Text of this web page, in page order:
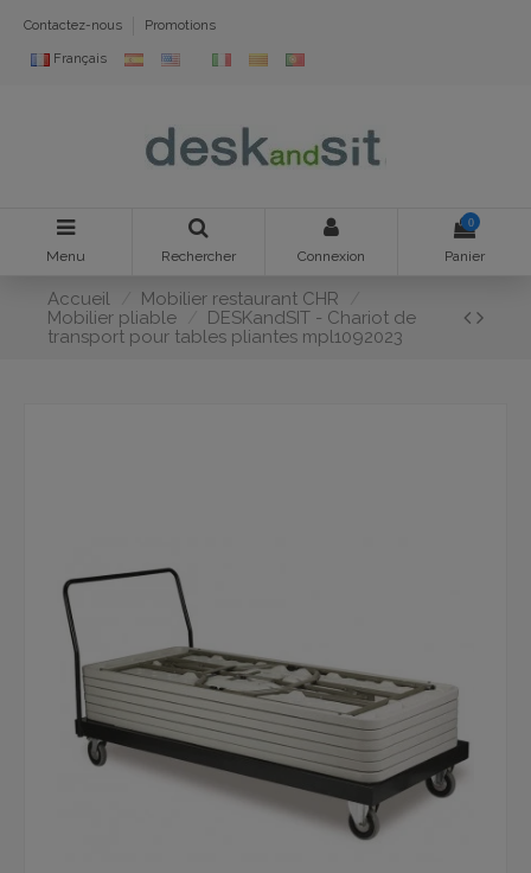
Contactez-nous Promotions
Français
Menu Rechercher Connexion
0
Panier
Accueil
Mobilier restaurant CHR
Mobilier pliable
DESKandSIT - Chariot de
transport pour tables pliantes mpl1092023